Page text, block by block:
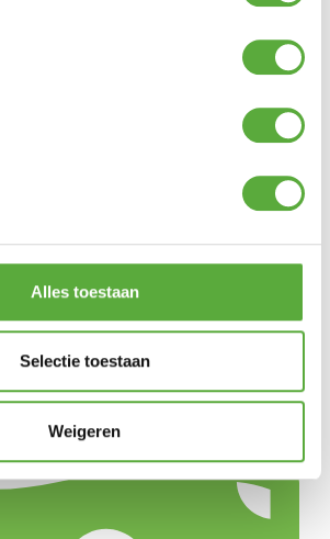
Alles toestaan
Selectie toestaan
Weigeren
vanaf €250,-*